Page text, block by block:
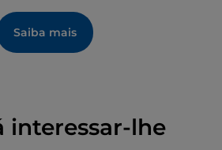
Saiba mais
interessar-lhe